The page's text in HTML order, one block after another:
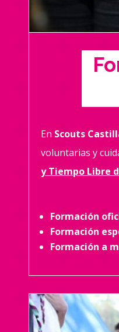
En Scouts
voluntarias y
y Tiempo Libre
Formación
Formación
Formación a